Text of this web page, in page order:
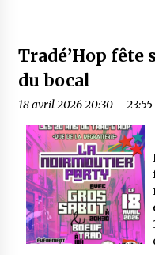
Tradé’Hop fête
du bocal
18 avril 2026 20:30– 23:55